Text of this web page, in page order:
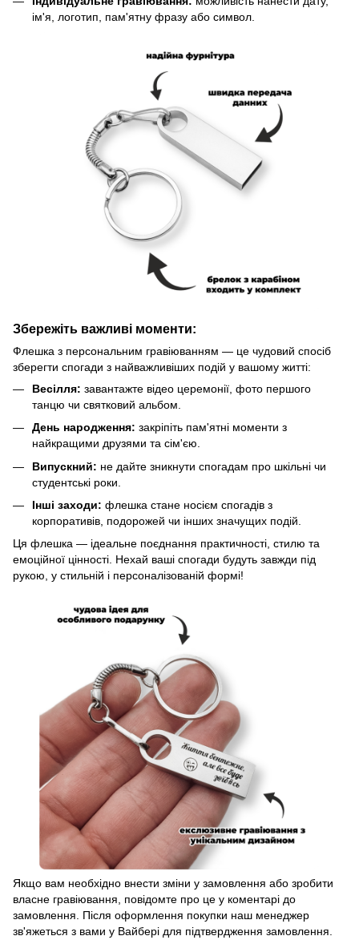
ім'я, логотип, пам'ятну фразу або символ.
Збережіть важливі моменти:
Флешка з персональним гравіюванням — це чудовий спосіб
зберегти спогади з найважливіших подій у вашому житті:
Весілля: завантажте відео церемонії, фото першого
танцю чи святковий альбом.
День народження: закріпіть пам'ятні моменти з
найкращими друзями та сім'єю.
Випускний: не дайте зникнути спогадам про шкільні чи
студентські роки.
Інші заходи: флешка стане носієм спогадів з
корпоративів, подорожей чи інших значущих подій.
Ця флешка — ідеальне поєднання практичності, стилю та
емоційної цінності. Нехай ваші спогади будуть завжди під
рукою, у стильній і персоналізованій формі!
Якщо вам необхідно внести зміни у замовлення або зробити
власне гравіювання, повідомте про це у коментарі до
замовлення. Після оформлення покупки наш менеджер
зв'яжеться з вами у Вайбері для підтвердження замовлення.